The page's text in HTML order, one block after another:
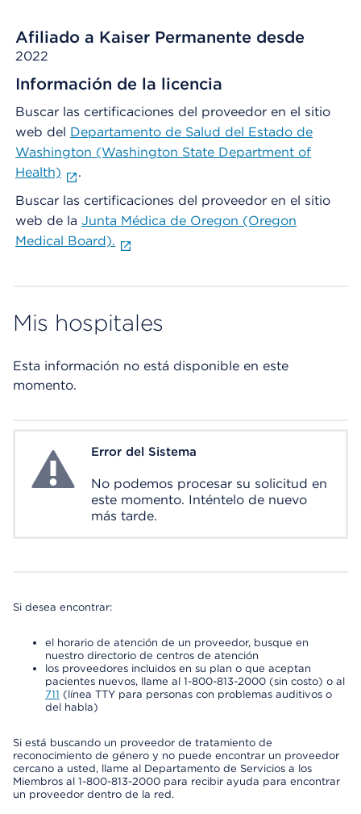
Afiliado a Kaiser Permanente desde
2022
Información de la licencia
Buscar las certificaciones del proveedor en el sitio
web del Departamento de Salud del Estado de
Washington (Washington State Department of
Health)
.
Buscar las certificaciones del proveedor en el sitio
web de la Junta Médica de Oregon (Oregon
Medical Board).
Mis hospitales
Esta información no está disponible en este
momento.
System ErrorError del Sistema
No podemos procesar su solicitud en
este momento. Inténtelo de nuevo
más tarde.
Si desea encontrar:
el horario de atención de un proveedor, busque en
nuestro directorio de centros de atención
los proveedores incluidos en su plan o que aceptan
pacientes nuevos, llame al 1-800-813-2000 (sin costo) o al
711 (línea TTY para personas con problemas auditivos o
del habla)
Si está buscando un proveedor de tratamiento de
reconocimiento de género y no puede encontrar un proveedor
cercano a usted, llame al Departamento de Servicios a los
Miembros al 1-800-813-2000 para recibir ayuda para encontrar
un proveedor dentro de la red.